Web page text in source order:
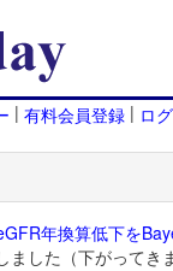
| 有料会員登録 | ロ
年換算低下を
ました（下がってき